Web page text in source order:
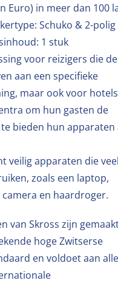
Euro) in meer dan 100
Schuko & 2-polig
1 stuk
voor reizigers die de
aan een specifieke
maar ook voor
om hun gasten de
bieden hun apparaten
veilig apparaten die veel
zoals een laptop,
en haardroger.
van Skross zijn
hoge Zwitserse
en voldoet aan alle